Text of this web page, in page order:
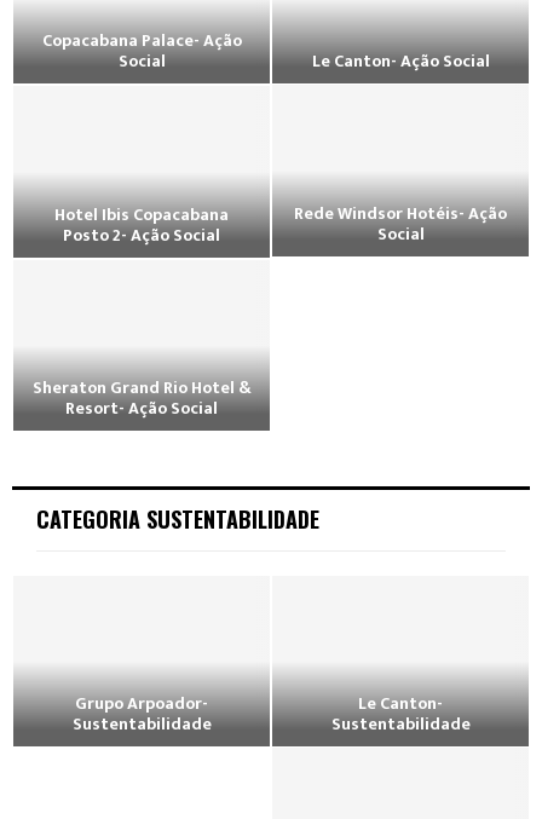
Copacabana Palace- Ação
Social Le Canton- Ação Social
Rede Windsor Hotéis- Ação
Social
Hotel Ibis Copacabana
Posto 2- Ação Social
Sheraton Grand Rio Hotel &
Resort- Ação Social
CATEGORIA SUSTENTABILIDADE
Grupo Arpoador-
Sustentabilidade
Le Canton-
Sustentabilidade